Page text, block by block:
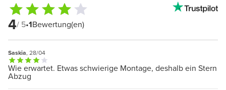
4/ 5•1Bewertung(en)
Saskia, 28/04
Wie erwartet. Etwas schwierige Montage, deshalb ein Stern
Abzug